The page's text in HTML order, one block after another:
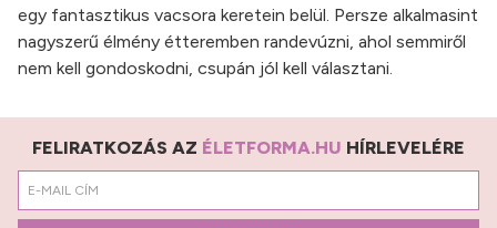
egy fantasztikus vacsora keretein belül. Persze alkalmasint
nagyszerű élmény étteremben randevúzni, ahol semmiről
nem kell gondoskodni, csupán jól kell választani.
FELIRATKOZÁS AZ ÉLETFORMA.HU HÍRLEVELÉRE